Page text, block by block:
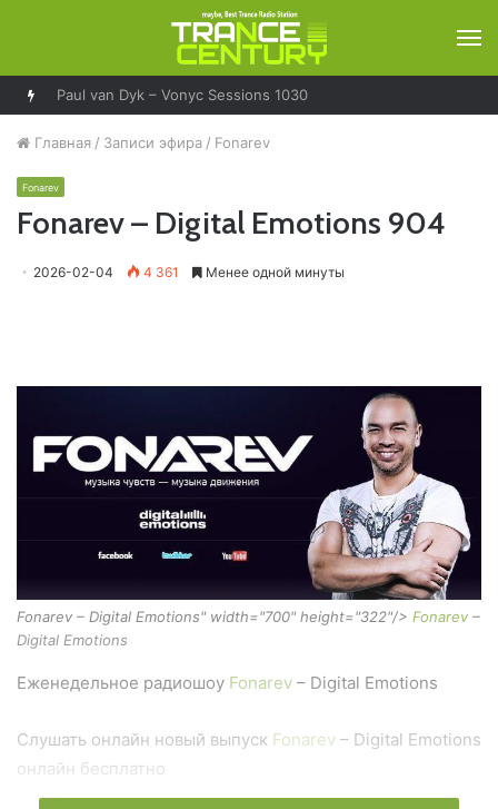
Главная / Записи эфира / Fonarev
Fonarev
Fonarev – Digital Emotions 904
2026-02-04 4 361 Менее одной минуты
Fonarev – Digital Emotions" width="700" height="322"/> Fonarev –
Digital Emotions
Еженедельное радиошоу Fonarev – Digital Emotions
Слушать онлайн новый выпуск Fonarev – Digital Emotions
онлайн бесплатно